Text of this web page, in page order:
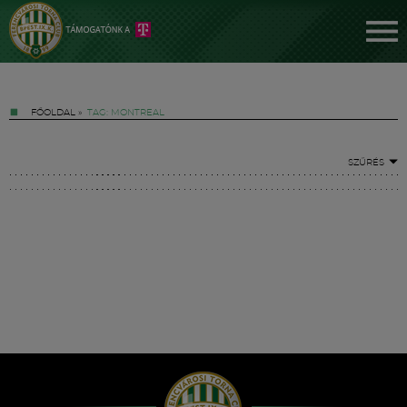
FŐOLDAL » TAG: MONTREAL
SZŰRÉS
Hírek